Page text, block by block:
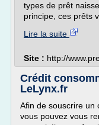
types de prêt
principe, ces prêts
Lire la suite
Site : http://
Crédit
LeLynx.fr
Afin de souscrire un
vous pouvez vous